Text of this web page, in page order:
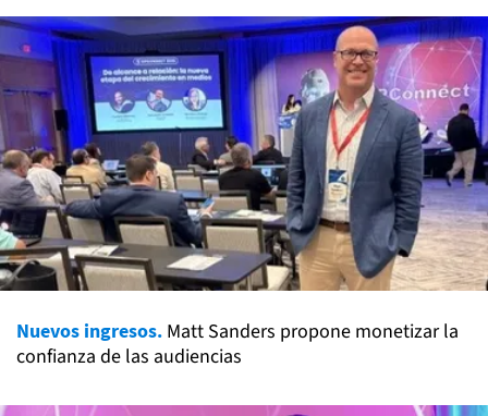
Nuevos ingresos. Matt Sanders propone monetizar la
confianza de las audiencias